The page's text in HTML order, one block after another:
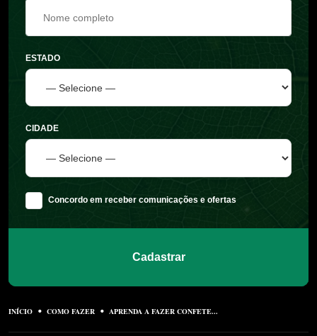
ESTADO
CIDADE
Concordo em receber comunicações e ofertas
Cadastrar
INÍCIO COMO FAZER APRENDA A FAZER CONFETE...